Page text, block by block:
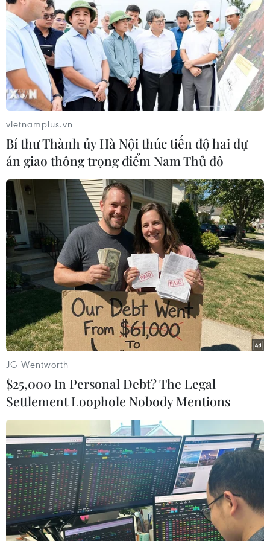
gang thép Hòa Phát Dung Quất quy mô 4 triệu tấn/năm
vào cuối năm 2019.
Hòa Phát xuất khẩu gần 1.000 tấn ống
thép tôn mạ kẽm sang Ấn Độ
20/02/2019 07:59
Công ty Trách nhiệm hữu hạn Ống thép Hòa Phát cho
biết mới đây đã nhận được đơn hàng xuất khẩu gần
1.000 tấn ống thép tôn mạ kẽm sang thị trường Ấn Độ
với trị giá trên 600.000 USD.
vietnamplus.vn
Bí thư Thành ủy Hà Nội thúc tiến độ hai dự
án giao thông trọng điểm Nam Thủ đô
JG Wentworth
$25,000 In Personal Debt? The Legal
Settlement Loophole Nobody Mentions